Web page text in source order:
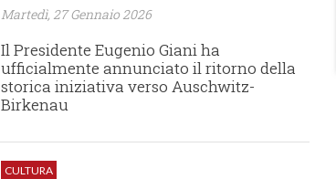
Martedì, 27 Gennaio 2026
Il Presidente Eugenio Giani ha
ufficialmente annunciato il ritorno della
storica iniziativa verso Auschwitz-
Birkenau
CULTURA